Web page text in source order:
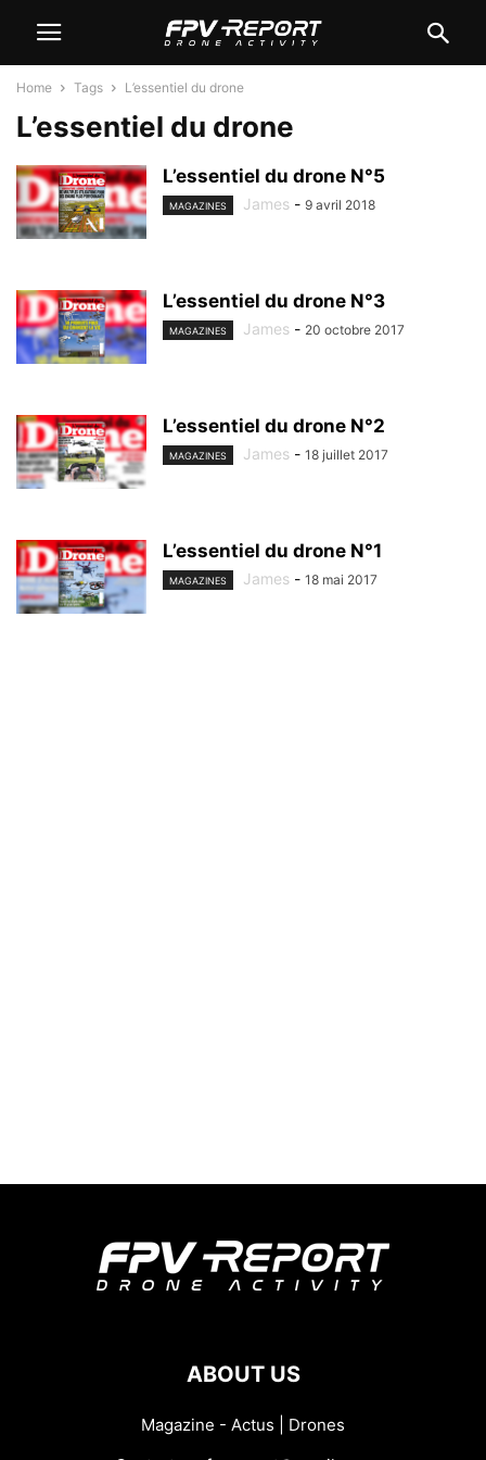
Home Tags L’essentiel du drone
L’essentiel du drone
L’essentiel du drone N°5
MAGAZINES James - 9 avril 2018
L’essentiel du drone N°3
MAGAZINES James - 20 octobre 2017
L’essentiel du drone N°2
MAGAZINES James - 18 juillet 2017
L’essentiel du drone N°1
MAGAZINES James - 18 mai 2017
ABOUT US
Magazine - Actus | Drones